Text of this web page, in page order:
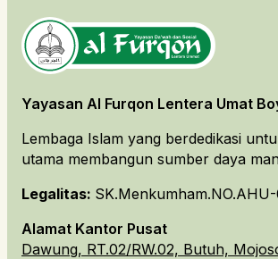
Yayasan Al Furqon Lentera Umat
Lembaga Islam yang berdedikasi
utama membangun sumber daya
Legalitas:
Alamat Kantor Pusat
Dawung, RT.02/RW.02, Butuh,